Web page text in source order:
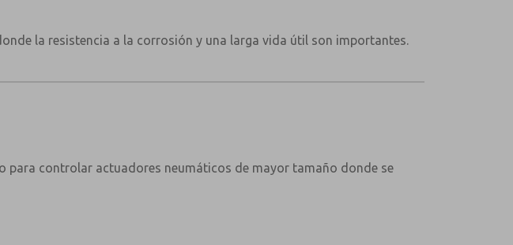
la resistencia a la corrosión y una larga vida útil son importantes.
para controlar actuadores neumáticos de mayor tamaño donde se